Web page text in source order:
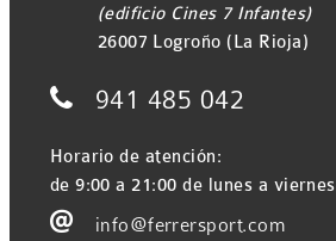
(edificio Cines 7 Infantes)
26007 Logroño (La Rioja)
 941 485 042
Horario de atención:
de 9:00 a 21:00 de lunes a viernes
 info@ferrersport.com